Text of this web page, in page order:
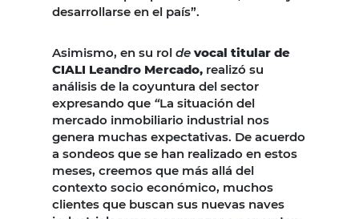
desarrollarse en el país”.
Asimismo, en su rol de vocal titular de
CIALI Leandro Mercado, realizó su
análisis de la coyuntura del sector
expresando que “La situación del
mercado inmobiliario industrial nos
genera muchas expectativas. De acuerdo
a sondeos que se han realizado en estos
meses, creemos que más allá del
contexto socio económico, muchos
clientes que buscan sus nuevas naves